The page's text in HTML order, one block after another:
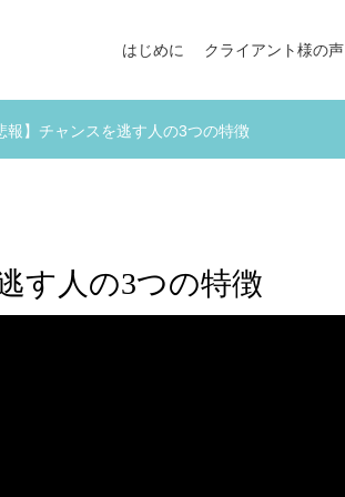
はじめに クライアント様の声
報】チャンスを逃す人の3つの特徴
す人の3つの特徴